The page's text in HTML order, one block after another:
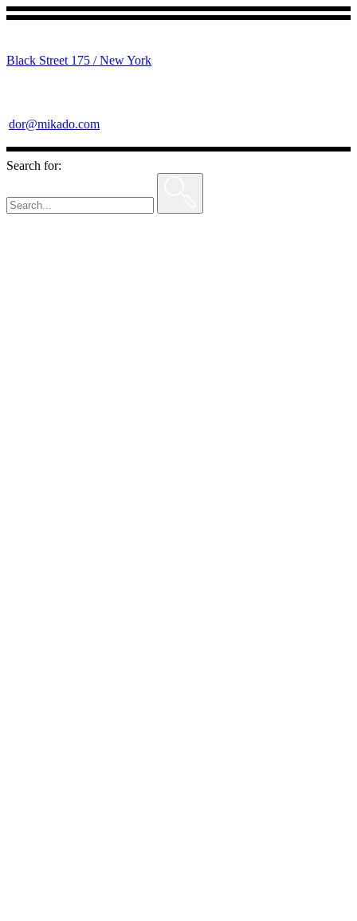
Black Street 175 / New York
dor@mikado.com
Search for: